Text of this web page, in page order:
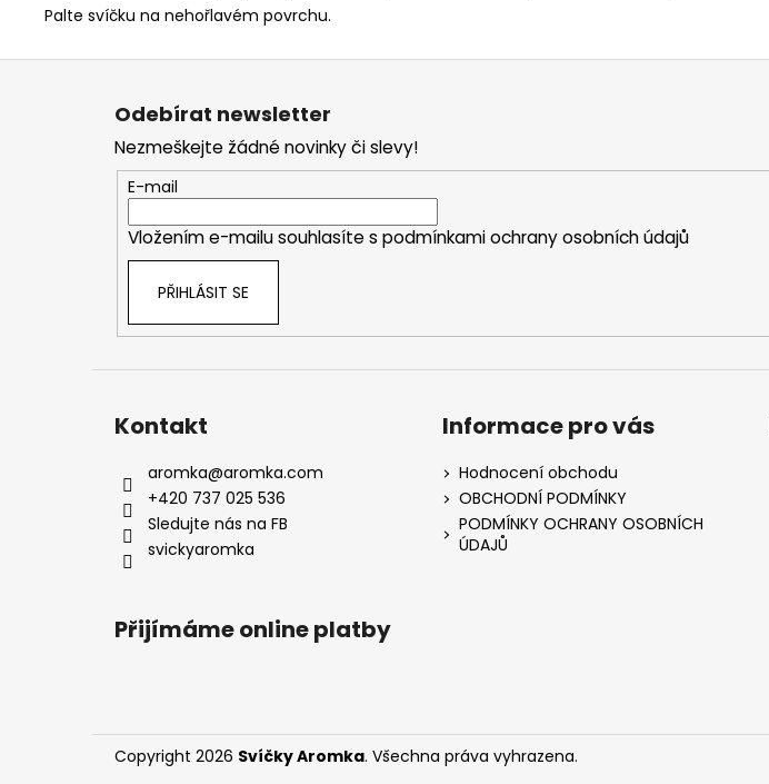
Palte svíčku na nehořlavém povrchu.
Z
Odebírat newsletter
Nezmeškejte žádné novinky či slevy!
E-mail
Vložením e-mailu souhlasíte s podmínkami ochrany osobních údajů
PŘIHLÁSIT SE
Kontakt
aromka@aromka.com
+420 737 025 536
Sledujte nás na FB
svickyaromka
Informace pro vás
Hodnocení obchodu
OBCHODNÍ PODMÍNKY
PODMÍNKY OCHRANY OSOBNÍCH
ÚDAJŮ
Přijímáme online platby
Copyright 2026 Svíčky Aromka. Všechna práva vyhrazena.